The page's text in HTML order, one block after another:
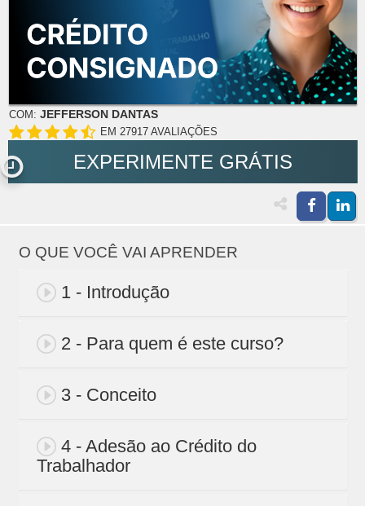
COM: JEFFERSON DANTAS
EM 27917 AVALIAÇÕES
EXPERIMENTE GRÁTIS
O QUE VOCÊ VAI APRENDER
1 - Introdução
2 - Para quem é este curso?
3 - Conceito
4 - Adesão ao Crédito do
Trabalhador